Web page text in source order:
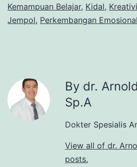
Kemampuan Belajar, Kidal,
Jempol, Perkembangan Emosional
By dr.
Sp.A
Dokter Spesialis
View all of dr.
posts.